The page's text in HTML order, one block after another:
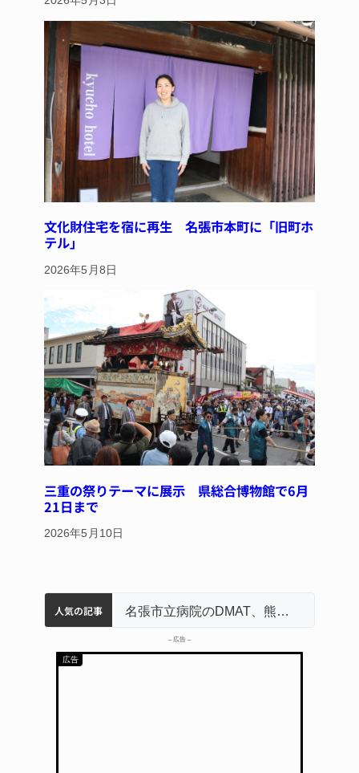
文化財住宅を宿に再生 名張市本町に「旧町ホ
テル」
2026年5月8日
三重の祭りテーマに展示 県総合博物館で6月
21日まで
2026年5月10日
人気の記事
名張市水道料金47％値上げへ 答申案、審議会で大筋まとまる
器物損壊容疑で83歳女逮捕 伊賀署
中学校の陶壁モニュメント 地元建設会社がボランティアで清掃 伊賀 名張市立病院のDMAT、熊本地震の被災地へ 能登以来3回目の派遣
– 広告 –